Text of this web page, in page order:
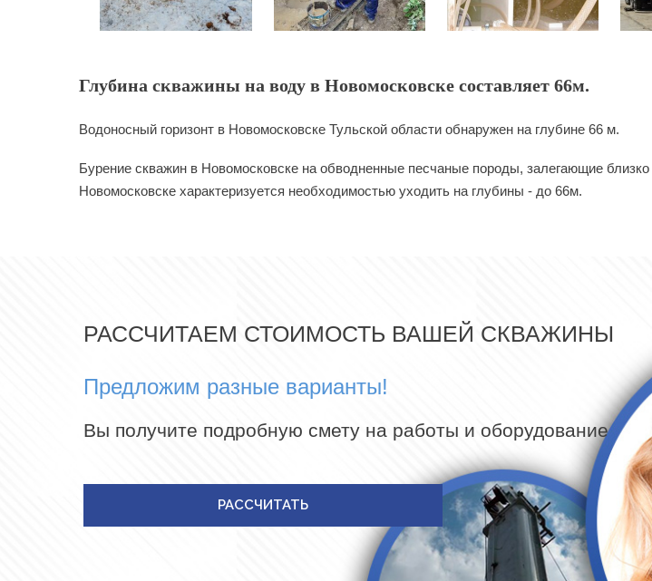
Глубина скважины на воду в Новомосковске составляет 66м.
Водоносный горизонт в Новомосковске Тульской области обнаружен на глубине 66 м.
Бурение скважин в Новомосковске на обводненные песчаные породы, залегающие
Новомосковске характеризуется необходимостью уходить на глубины - до 66м.
РАССЧИТАЕМ СТОИМОСТЬ ВАШЕЙ СКВАЖИНЫ
Предложим разные варианты!
Вы получите подробную смету на работы и оборудование
РАССЧИТАТЬ